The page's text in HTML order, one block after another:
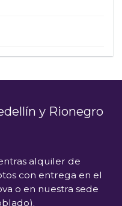
y Rionegro
alquiler de
con entrega en el
o en nuestra sede
.